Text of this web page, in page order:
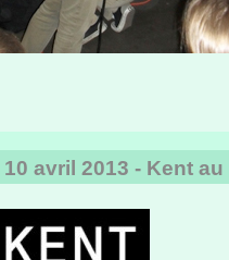
10 avril 2013 - Kent